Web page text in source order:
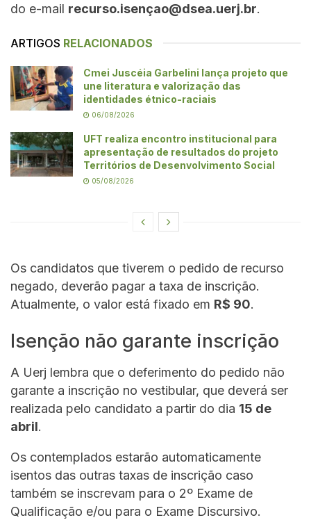
do e-mail recurso.isençao@dsea.uerj.br.
ARTIGOS RELACIONADOS
Cmei Juscéia Garbelini lança projeto que
une literatura e valorização das
identidades étnico-raciais
06/08/2026
UFT realiza encontro institucional para
apresentação de resultados do projeto
Territórios de Desenvolvimento Social
05/08/2026
Os candidatos que tiverem o pedido de recurso
negado, deverão pagar a taxa de inscrição.
Atualmente, o valor está fixado em R$ 90.
Isenção não garante inscrição
A Uerj lembra que o deferimento do pedido não
garante a inscrição no vestibular, que deverá ser
realizada pelo candidato a partir do dia 15 de
abril.
Os contemplados estarão automaticamente
isentos das outras taxas de inscrição caso
também se inscrevam para o 2º Exame de
Qualificação e/ou para o Exame Discursivo.